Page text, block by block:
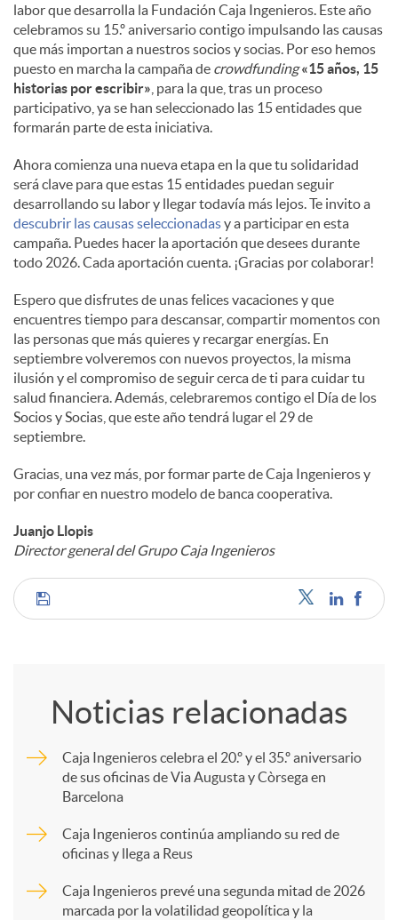
labor que desarrolla la Fundación Caja Ingenieros. Este año
celebramos su 15.º aniversario contigo impulsando las causas
que más importan a nuestros socios y socias. Por eso hemos
puesto en marcha la campaña de crowdfunding «15 años, 15
historias por escribir» , para la que, tras un proceso
participativo, ya se han seleccionado las 15 entidades que
formarán parte de esta iniciativa.
Ahora comienza una nueva etapa en la que tu solidaridad
será clave para que estas 15 entidades puedan seguir
desarrollando su labor y llegar todavía más lejos. Te invito a
descubrir las causas seleccionadasy a participar en esta
campaña. Puedes hacer la aportación que desees durante
todo 2026. Cada aportación cuenta. ¡Gracias por colaborar!
Espero que disfrutes de unas felices vacaciones y que
encuentres tiempo para descansar, compartir momentos con
las personas que más quieres y recargar energías. En
septiembre volveremos con nuevos proyectos, la misma
ilusión y el compromiso de seguir cerca de ti para cuidar tu
salud financiera. Además, celebraremos contigo el Día de los
Socios y Socias, que este año tendrá lugar el 29 de
septiembre.
Gracias, una vez más, por formar parte de Caja Ingenieros y
por confiar en nuestro modelo de banca cooperativa.
Juanjo Llopis
Director general del Grupo Caja Ingenieros
C
Noticias relacionadas
Caja Ingenieros celebra el 20.º y el 35.º aniversario
de sus oficinas de Via Augusta y Còrsega en
Barcelona
Caja Ingenieros continúa ampliando su red de
oficinas y llega a Reus
Caja Ingenieros prevé una segunda mitad de 2026
marcada por la volatilidad geopolítica y la